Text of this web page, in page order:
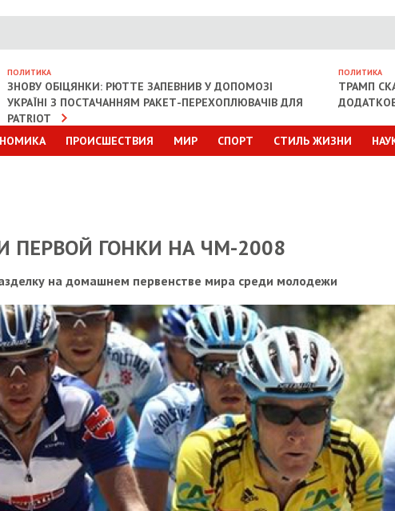
ПОЛИТИКА
ЗНОВУ ОБІЦЯНКИ: РЮТТЕ ЗАПЕВНИВ У ДОПОМОЗІ
УКРАЇНІ З ПОСТАЧАННЯМ РАКЕТ-ПЕРЕХОПЛЮВАЧІВ ДЛЯ
PATRIOT
ПОЛИТИКА
ТРАМП
ПРОИСШЕСТВИЯ МИР СПОРТ СТИЛЬ ЖИЗНИ
ПЕРВОЙ ГОНКИ НА ЧМ-2008
на домашнем первенстве мира среди молодежи